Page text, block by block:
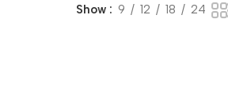
Show 9 12 18 24